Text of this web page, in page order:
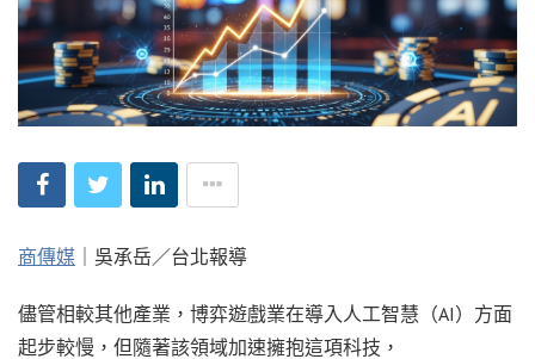
商傳媒 ｜吳承岳／台北報導
儘管相較其他產業，博弈遊戲業在導入人工智慧（AI）方面
起步較慢，但隨著該領域加速擁抱這項科技，